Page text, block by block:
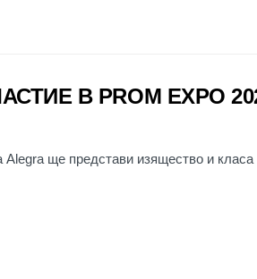
В PROM EXPO
ще представи изящество и